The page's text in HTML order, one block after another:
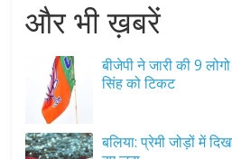
और भी ख़बरें
बीजेपी ने जारी की 9
सिंह को टिकट
बलिया: प्रेमी जोड़ों में